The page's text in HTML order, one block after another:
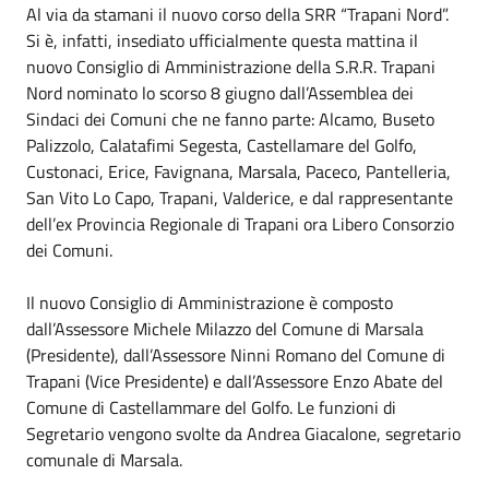
Al via da stamani il nuovo corso della SRR “Trapani Nord”.
Si è, infatti, insediato ufficialmente questa mattina il
nuovo Consiglio di Amministrazione della S.R.R. Trapani
Nord nominato lo scorso 8 giugno dall’Assemblea dei
Sindaci dei Comuni che ne fanno parte: Alcamo, Buseto
Palizzolo, Calatafimi Segesta, Castellamare del Golfo,
Custonaci, Erice, Favignana, Marsala, Paceco, Pantelleria,
San Vito Lo Capo, Trapani, Valderice, e dal rappresentante
dell’ex Provincia Regionale di Trapani ora Libero Consorzio
dei Comuni.
Il nuovo Consiglio di Amministrazione è composto
dall’Assessore Michele Milazzo del Comune di Marsala
(Presidente), dall’Assessore Ninni Romano del Comune di
Trapani (Vice Presidente) e dall’Assessore Enzo Abate del
Comune di Castellammare del Golfo. Le funzioni di
Segretario vengono svolte da Andrea Giacalone, segretario
comunale di Marsala.